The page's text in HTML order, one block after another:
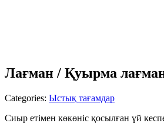
Лағман / Қуырма
Categories: Ыстық тағамдар
Сиыр етімен көкөніс қосылған үй